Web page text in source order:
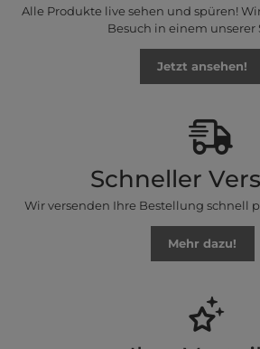
Alle Produkte live sehen und spüren!
Besuch in einem unserer
Jetzt ansehen!
Schneller
Wir versenden Ihre Bestellung schnell
Mehr dazu!